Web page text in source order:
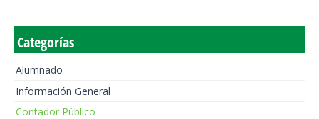
Categorías
Alumnado
Información General
Contador Público